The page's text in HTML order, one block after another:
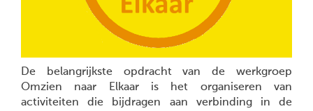
De belangrijkste opdracht van de werkgroep
Omzien naar Elkaar is het organiseren van
activiteiten die bijdragen aan verbinding in de